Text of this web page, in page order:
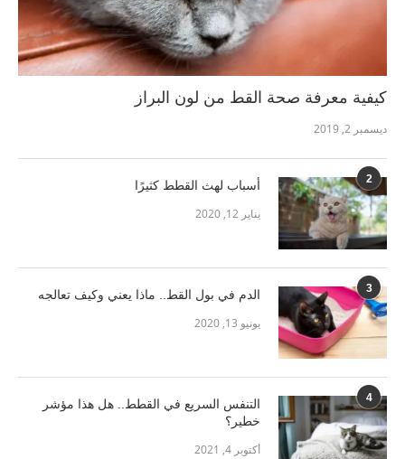
كيفية معرفة صحة القط من لون البراز
ديسمبر 2, 2019
2 أسباب لهث القطط كثيرًا
يناير 12, 2020
3 الدم في بول القط.. ماذا يعني وكيف تعالجه
يونيو 13, 2020
4
التنفس السريع في القطط.. هل هذا مؤشر
خطير؟
أكتوبر 4, 2021